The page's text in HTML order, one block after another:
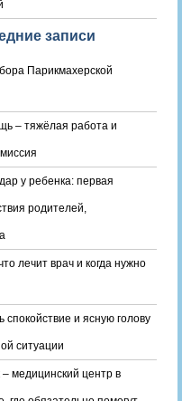
записи
Парикмахерской
– тяжёлая работа и
у ребенка: первая
родителей,
лечит врач и когда нужно
спокойствие и ясную голову
ситуации
– медицинский центр в